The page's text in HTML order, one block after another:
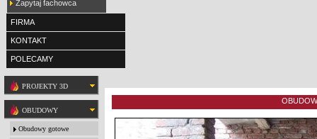
Zapytaj fachowca
FIRMA
KONTAKT
POLECAMY
PROJEKTY 3D
OBUDOWY
Obudowy gotowe